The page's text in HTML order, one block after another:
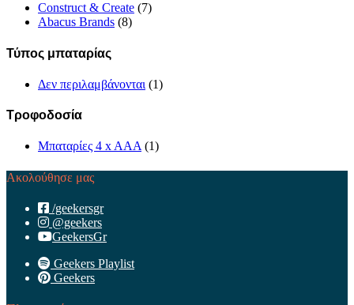
Construct & Create (7)
Abacus Brands (8)
Τύπος μπαταρίας
Δεν περιλαμβάνονται (1)
Τροφοδοσία
Μπαταρίες 4 x AAA (1)
Ακολούθησε μας
/geekersgr
@geekers
GeekersGr
Geekers Playlist
Geekers